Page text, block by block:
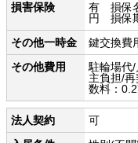
損害保険
有 損保
円 損保
その他一時金
鍵交換費
その他費用
駐輪場代
主負担/
数料：
法人契約
可